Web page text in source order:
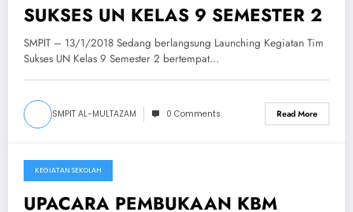
SUKSES UN KELAS 9 SEMESTER 2
SMPIT – 13/1/2018 Sedang berlangsung Launching Kegiatan Tim
Sukses UN Kelas 9 Semester 2 bertempat…
SMPIT AL-MULTAZAM 0 Comments Read More
January 8, 2018
KEGIATAN SEKOLAH
UPACARA PEMBUKAAN KBM